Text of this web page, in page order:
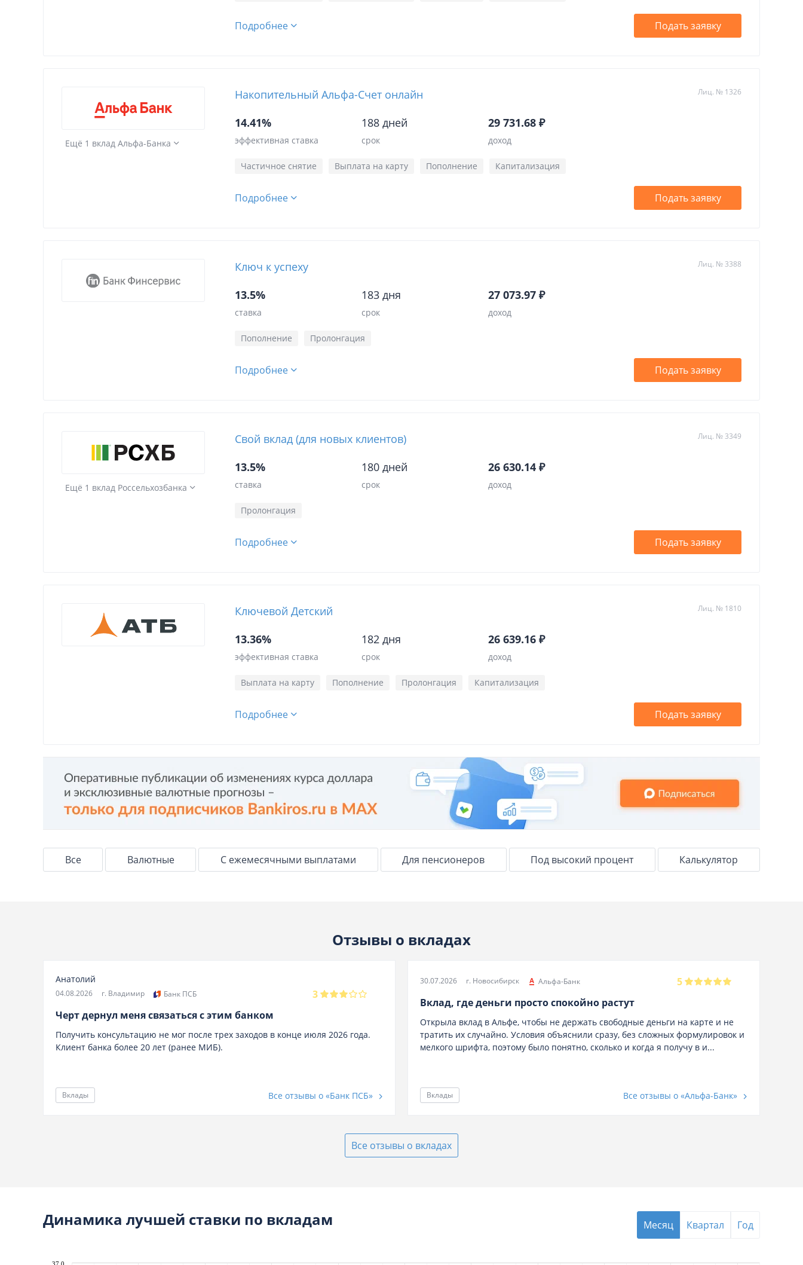
Подробнее Подать заявку
Ещё 1 вклад Альфа-Банка
Накопительный Альфа-Счет онлайн Лиц. № 1326
14.41%
эффективная ставка
188 дней
срок
29 731.68 ₽
доход
Частичное снятие Выплата на карту Пополнение Капитализация
Подробнее Подать заявку
Ключ к успеху Лиц. № 3388
13.5%
ставка
183 дня
срок
27 073.97 ₽
доход
Пополнение Пролонгация
Подробнее Подать заявку
Ещё 1 вклад Россельхозбанка
Свой вклад (для новых клиентов) Лиц. № 3349
13.5%
ставка
180 дней
срок
26 630.14 ₽
доход
Пролонгация
Подробнее Подать заявку
Ключевой Детский Лиц. № 1810
13.36%
эффективная ставка
182 дня
срок
26 639.16 ₽
доход
Выплата на карту Пополнение Пролонгация Капитализация
Подробнее Подать заявку
Все Валютные С ежемесячными выплатами Для пенсионеров Под высокий процент Калькулятор
Отзывы о вкладах
Банк ПСБ 3
Анатолий
04.08.2026 г. Владимир
Черт дернул меня связаться с этим банком
Получить консультацию не мог после трех заходов в конце июля 2026 года.
Клиент банка более 20 лет (ранее МИБ).
Вклады Все отзывы о «Банк ПСБ»
Альфа-Банк 5
30.07.2026 г. Новосибирск
Вклад, где деньги просто спокойно растут
Открыла вклад в Альфе, чтобы не держать свободные деньги на карте и не
тратить их случайно. Условия объяснили сразу, без сложных формулировок и
мелкого шрифта, поэтому было понятно, сколько и когда я получу в и...
Вклады Все отзывы о «Альфа-Банк»
Все отзывы о вкладах
Динамика лучшей ставки по вкладам Месяц Квартал Год
37.0